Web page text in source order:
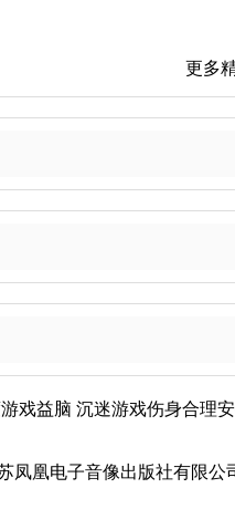
更多
戏益脑 沉迷游戏伤身合理
凰电子音像出版社有限